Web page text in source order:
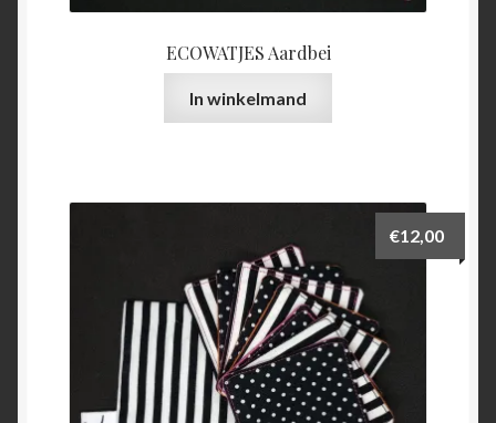
ECOWATJES Aardbei
In winkelmand
€12,00